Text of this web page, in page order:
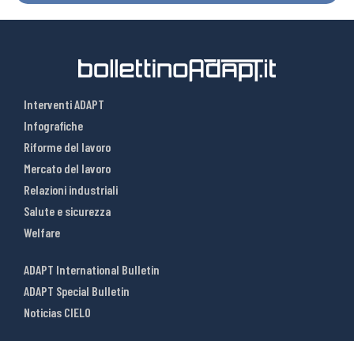
Interventi ADAPT
Infografiche
Riforme del lavoro
Mercato del lavoro
Relazioni industriali
Salute e sicurezza
Welfare
ADAPT International Bulletin
ADAPT Special Bulletin
Noticias CIELO